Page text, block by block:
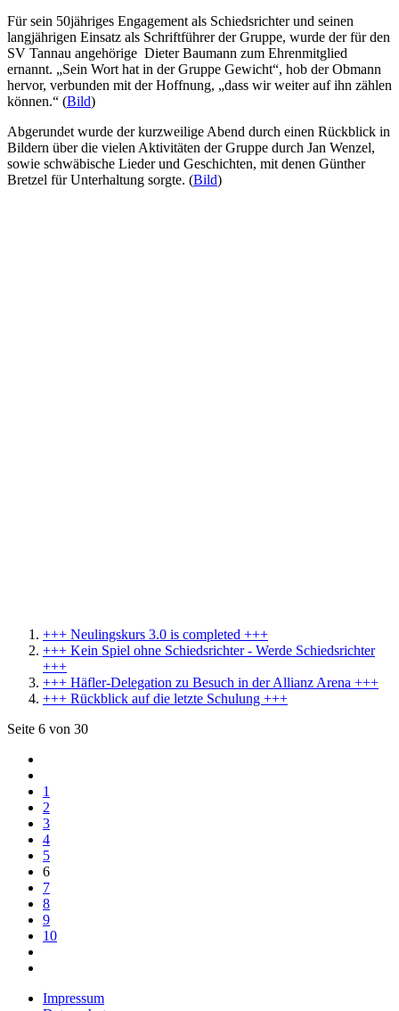
Für sein 50jähriges Engagement als Schiedsrichter und seinen
langjährigen Einsatz als Schriftführer der Gruppe, wurde der für den
SV Tannau angehörige Dieter Baumann zum Ehrenmitglied
ernannt. „Sein Wort hat in der Gruppe Gewicht“, hob der Obmann
hervor, verbunden mit der Hoffnung, „dass wir weiter auf ihn zählen
können.“ (Bild)
Abgerundet wurde der kurzweilige Abend durch einen Rückblick in
Bildern über die vielen Aktivitäten der Gruppe durch Jan Wenzel,
sowie schwäbische Lieder und Geschichten, mit denen Günther
Bretzel für Unterhaltung sorgte. (Bild)
+++ Neulingskurs 3.0 is completed +++
+++ Kein Spiel ohne Schiedsrichter - Werde Schiedsrichter
+++
+++ Häfler-Delegation zu Besuch in der Allianz Arena +++
+++ Rückblick auf die letzte Schulung +++
Seite 6 von 30
1
2
3
4
5
6
7
8
9
10
Impressum